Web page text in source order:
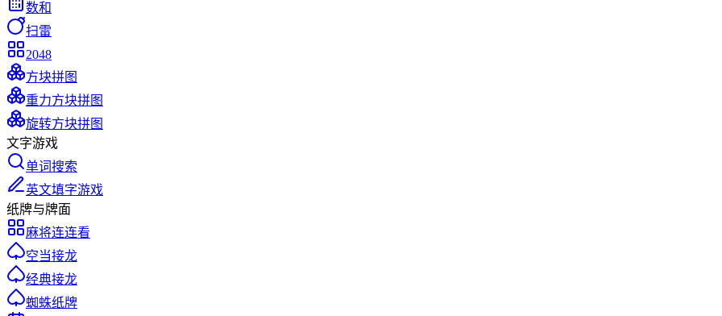
数和
扫雷
2048
方块拼图
重力方块拼图
旋转方块拼图
文字游戏
单词搜索
英文填字游戏
纸牌与牌面
麻将连连看
空当接龙
经典接龙
蜘蛛纸牌